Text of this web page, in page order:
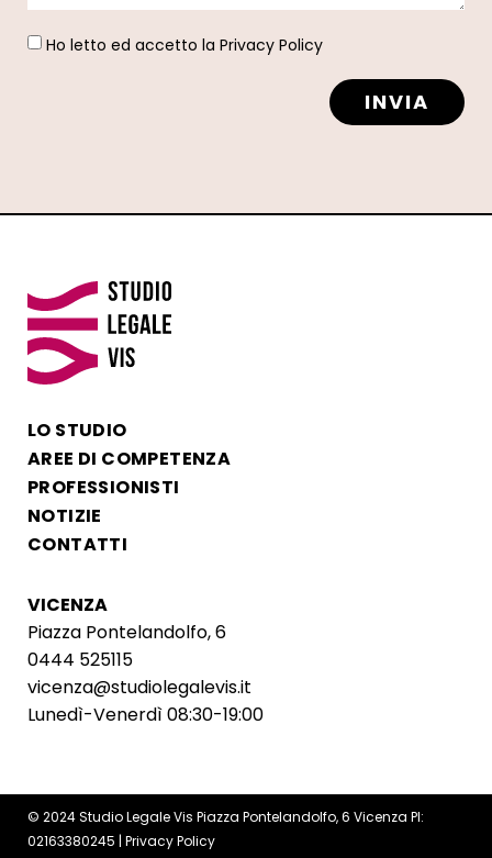
Ho letto ed accetto la Privacy Policy
INVIA
LO STUDIO
AREE DI COMPETENZA
PROFESSIONISTI
NOTIZIE
CONTATTI
VICENZA
Piazza Pontelandolfo, 6
0444 525115
vicenza@studiolegalevis.it
Lunedì-Venerdì 08:30-19:00
© 2024 Studio Legale Vis Piazza Pontelandolfo, 6 Vicenza PI:
02163380245 | Privacy Policy